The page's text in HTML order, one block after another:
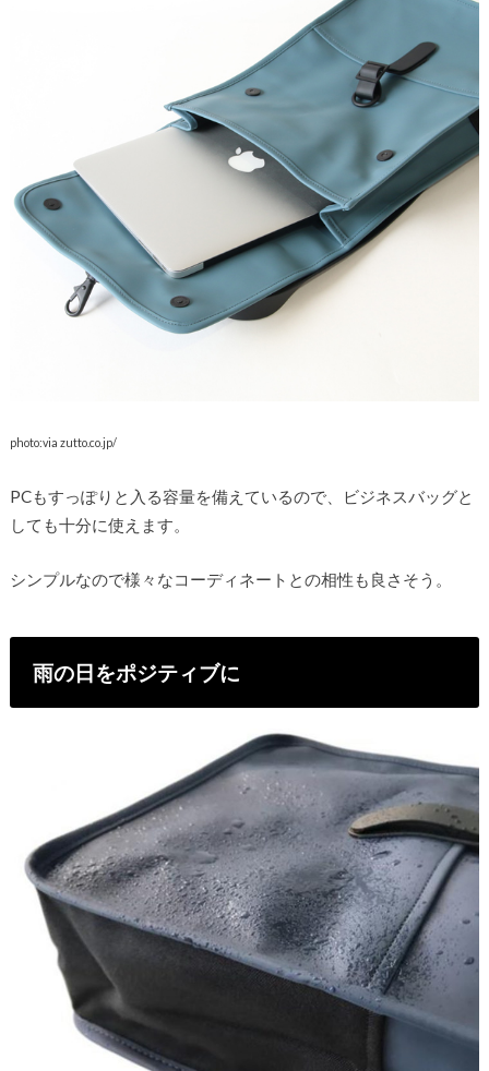
photo:via zutto.co.jp/
PCもすっぽりと入る容量を備えているので、ビジネスバッグと
しても十分に使えます。
シンプルなので様々なコーディネートとの相性も良さそう。
雨の日をポジティブに